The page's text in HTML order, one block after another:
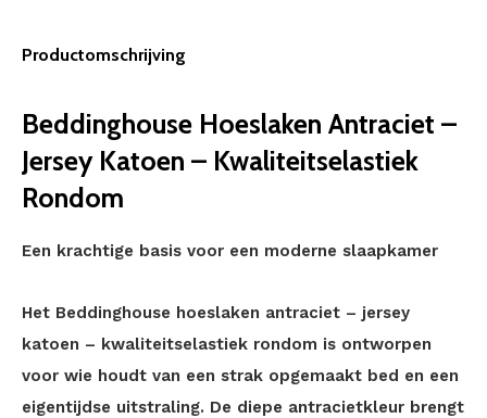
Productomschrijving
Beddinghouse Hoeslaken Antraciet –
Jersey Katoen – Kwaliteitselastiek
Rondom
Een krachtige basis voor een moderne slaapkamer
Het Beddinghouse hoeslaken antraciet – jersey
katoen – kwaliteitselastiek rondom is ontworpen
voor wie houdt van een strak opgemaakt bed en een
eigentijdse uitstraling. De diepe antracietkleur brengt